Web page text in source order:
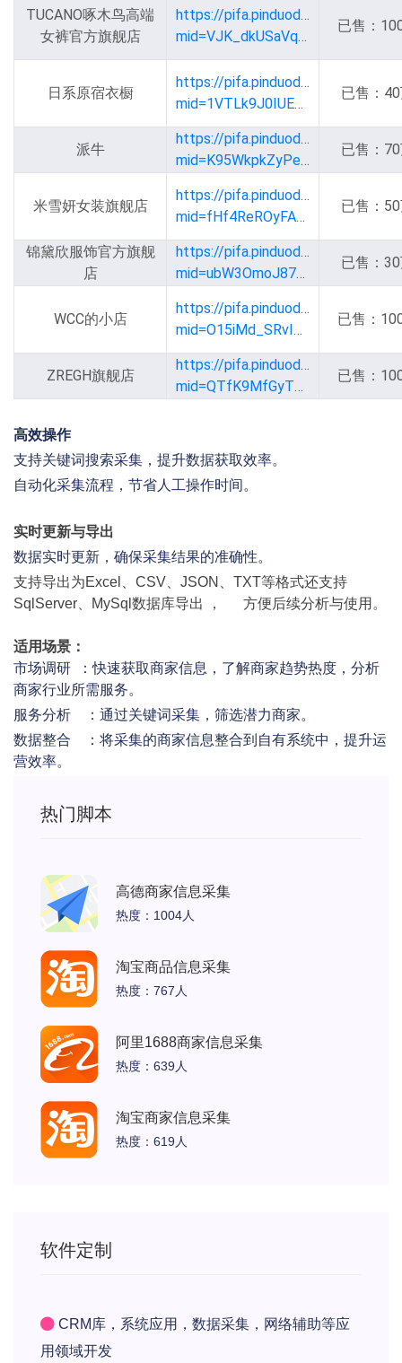
TUCANO啄木鸟高端
女裤官方旗舰店
https://pifa.pinduoduo.com/mall?
mid=VJK_dkUSaVqvFgxQkKfdug
已售：
日系原宿衣橱
https://pifa.pinduoduo.com/mall?
mid=1VTLk9J0IUESMBFJxEKgig
已售：
派牛
https://pifa.pinduoduo.com/mall?
mid=K95WkpkZyPeu_yxR1bP6rw
已售：
米雪妍女装旗舰店
https://pifa.pinduoduo.com/mall?
mid=fHf4ReROyFASi0VpYGXp9g
已售：
锦黛欣服饰官方旗舰
店
https://pifa.pinduoduo.com/mall?
mid=ubW3OmoJ87XkZmVPGZrJ0w
已售：
WCC的小店
https://pifa.pinduoduo.com/mall?
mid=O15iMd_SRvIG38EbTIAv0g
已售：
ZREGH旗舰店
https://pifa.pinduoduo.com/mall?
mid=QTfK9MfGyTHjLEnaGDZ1sQ
已售：
高效操作
支持关键词搜索采集，提升数据获取效率。
自动化采集流程，节省人工操作时间。
实时更新与导出
数据实时更新，确保采集结果的准确性。
支持导出为Excel、CSV、JSON、TXT等格式还支持
SqlServer、MySql数据库导出
， 方便后续分析与使用。
适用场景：
市场调研 ：快速获取商家信息，了解商家趋势热度，分析
商家行业所需服务。
服务分析
：通过关键词采集，筛选潜力商家。
数据整合
：将采集的商家信息整合到自有系统中，提升运
营效率。
热门脚本
高德商家信息采集
热度：1004人
淘宝商品信息采集
热度：767人
阿里1688商家信息采集
热度：639人
淘宝商家信息采集
热度：619人
软件定制
CRM库，系统应用，数据采集，网络辅助等应
用领域开发